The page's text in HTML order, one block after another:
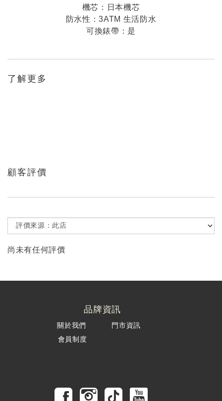
機芯：日本機芯
防水性：3ATM 生活防水
可換錶帶：是
了解更多
顧客評價
尚未有任何評價
品牌資訊
關於我們
門市資訊
會員制度